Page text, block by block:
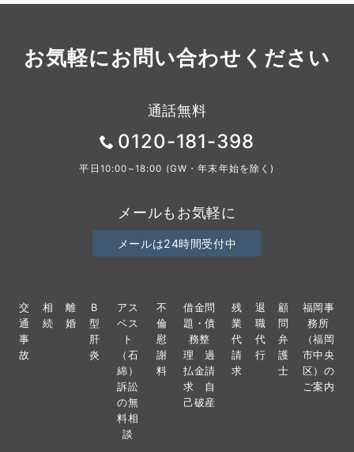
お気軽にお問い合わせください
通話無料
0120-181-398
平日10:00~18:00 (GW・年末年始を除く)
メールもお気軽に
メールは24時間受付中
交
通
事
故
相
続
離
婚
B
型
肝
炎
アス
ベス
ト
（石
綿）
訴訟
の無
料相
談
不
倫
慰
謝
料
借金問
題・債
務整
理 過
払金請
求 自
己破産
残
業
代
請
求
退
職
代
行
顧
問
弁
護
士
福岡事
務所
（福岡
市中央
区）の
ご案内